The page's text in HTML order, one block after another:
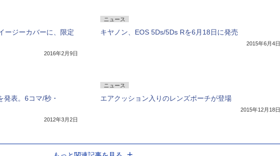
ージーカバーに、限定
2016年2月9日
ニュース
キヤノン、EOS 5Ds/5Ds Rを6月18日に発売
2015年6月4日
表。6コマ/秒・
2012年3月2日
ニュース
エアクッション入りのレンズポーチが登場
2015年12月18日